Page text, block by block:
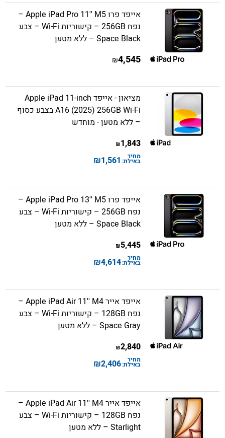
אייפד פרו Apple iPad Pro 11'' M5 –
נפח 256GB – קישוריות Wi-Fi – צבע
Space Black – ללא מטען
4,545
₪
מציאון - אייפד Apple iPad 11-inch
A16 (2025) 256GB Wi-Fi בצבע כסוף
– ללא מטען - מוחדש
1,843
₪
מחיר
באילת: 1,561
₪
אייפד פרו Apple iPad Pro 13'' M5 –
נפח 256GB – קישוריות Wi-Fi – צבע
Space Black – ללא מטען
5,445
₪
מחיר
באילת:4,614
₪
אייפד אייר Apple iPad Air 11'' M4 –
נפח 128GB – קישוריות Wi-Fi – צבע
Space Gray – ללא מטען
2,840
₪
מחיר
באילת:2,406
₪
אייפד אייר Apple iPad Air 11'' M4 –
נפח 128GB – קישוריות Wi-Fi – צבע
Starlight – ללא מטען